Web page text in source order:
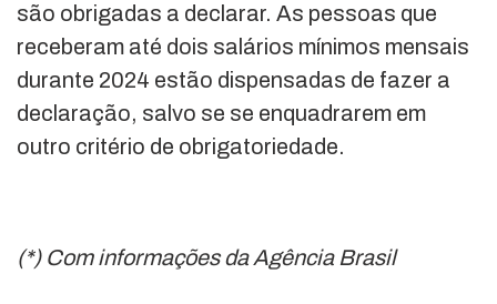
são obrigadas a declarar. As pessoas que
receberam até dois salários mínimos mensais
durante 2024 estão dispensadas de fazer a
declaração, salvo se se enquadrarem em
outro critério de obrigatoriedade.
(*) Com informações da Agência Brasil